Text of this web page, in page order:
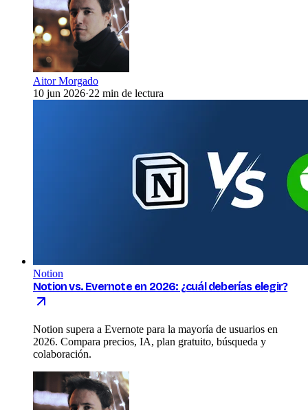
Aitor Morgado
10 jun 2026·22 min de lectura
Notion
Notion vs. Evernote en 2026: ¿cuál deberías elegir?
Notion supera a Evernote para la mayoría de usuarios en
2026. Compara precios, IA, plan gratuito, búsqueda y
colaboración.